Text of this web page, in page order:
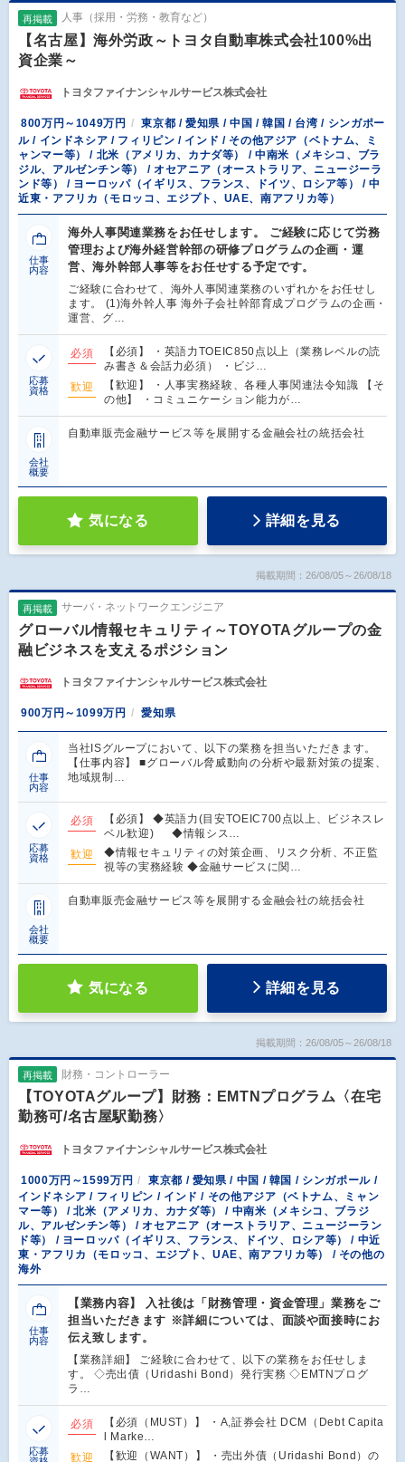
再掲載 人事（採用・労務・教育など）
【名古屋】海外労政～トヨタ自動車株式会社100%出
資企業～
トヨタファイナンシャルサービス株式会社
800万円～1049万円
東京都 / 愛知県 / 中国 / 韓国 / 台湾 / シンガポー
ル / インドネシア / フィリピン / インド / その他アジア（ベトナム、ミ
ャンマー等） / 北米（アメリカ、カナダ等） / 中南米（メキシコ、ブラ
ジル、アルゼンチン等） / オセアニア（オーストラリア、ニュージーラ
ンド等） / ヨーロッパ（イギリス、フランス、ドイツ、ロシア等） / 中
近東・アフリカ（モロッコ、エジプト、UAE、南アフリカ等）
仕事
内容
海外人事関連業務をお任せします。 ご経験に応じて労務
管理および海外経営幹部の研修プログラムの企画・運
営、海外幹部人事等をお任せする予定です。
ご経験に合わせて、海外人事関連業務のいずれかをお任せし
ます。 (1)海外幹人事 海外子会社幹部育成プログラムの企画・
運営、グ…
応募
資格
必須
【必須】 ・英語力TOEIC850点以上（業務レベルの読
み書き＆会話力必須） ・ビジ…
歓迎
【歓迎】 ・人事実務経験、各種人事関連法令知識 【そ
の他】 ・コミュニケーション能力が…
会社
概要
自動車販売金融サービス等を展開する金融会社の統括会社
気になる 詳細を見る
掲載期間：26/08/05～26/08/18
再掲載 サーバ・ネットワークエンジニア
グローバル情報セキュリティ～TOYOTAグループの金
融ビジネスを支えるポジション
トヨタファイナンシャルサービス株式会社
900万円～1099万円 愛知県
仕事
内容
当社ISグループにおいて、以下の業務を担当いただきます。
【仕事内容】 ■グローバル脅威動向の分析や最新対策の提案、
地域規制…
応募
資格
必須
【必須】 ◆英語力(目安TOEIC700点以上、ビジネスレ
ベル歓迎) ◆情報シス…
歓迎
◆情報セキュリティの対策企画、リスク分析、不正監
視等の実務経験 ◆金融サービスに関…
会社
概要
自動車販売金融サービス等を展開する金融会社の統括会社
気になる 詳細を見る
掲載期間：26/08/05～26/08/18
再掲載 財務・コントローラー
【TOYOTAグループ】財務：EMTNプログラム〈在宅
勤務可/名古屋駅勤務〉
トヨタファイナンシャルサービス株式会社
1000万円～1599万円
東京都 / 愛知県 / 中国 / 韓国 / シンガポール /
インドネシア / フィリピン / インド / その他アジア（ベトナム、ミャン
マー等） / 北米（アメリカ、カナダ等） / 中南米（メキシコ、ブラジ
ル、アルゼンチン等） / オセアニア（オーストラリア、ニュージーラン
ド等） / ヨーロッパ（イギリス、フランス、ドイツ、ロシア等） / 中近
東・アフリカ（モロッコ、エジプト、UAE、南アフリカ等） / その他の
海外
仕事
内容
【業務内容】 入社後は「財務管理・資金管理」業務をご
担当いただきます ※詳細については、面談や面接時にお
伝え致します。
【業務詳細】 ご経験に合わせて、以下の業務をお任せしま
す。 ◇売出債（Uridashi Bond）発行実務 ◇EMTNプログ
ラ…
応募
必須
【必須（MUST）】 ・A,証券会社 DCM（Debt Capita
l Marke…
歓迎
【歓迎（WANT）】 ・売出外債（Uridashi Bond）の